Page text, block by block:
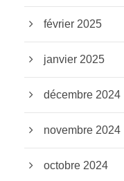
février 2025
janvier 2025
décembre 2024
novembre 2024
octobre 2024